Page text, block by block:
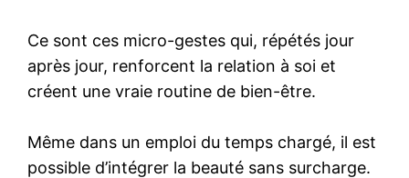
Ce sont ces micro-gestes qui, répétés jour
après jour, renforcent la relation à soi et
créent une vraie routine de bien-être.
Même dans un emploi du temps chargé, il est
possible d’intégrer la beauté sans surcharge.